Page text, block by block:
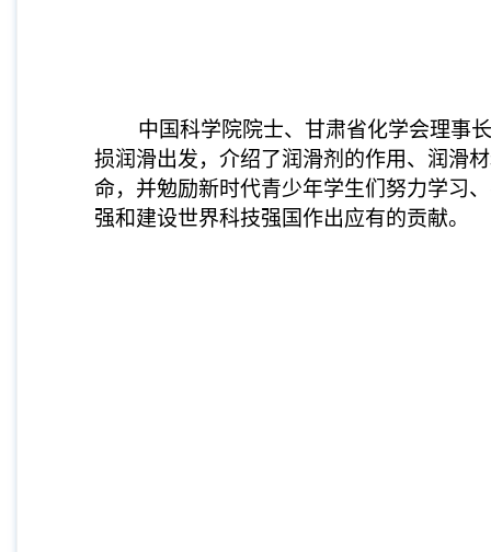
中国科学院院士、甘肃省化学会理事长
损润滑出发，介绍了润滑剂的作用、润滑
命，并勉励新时代青少年学生们努力学习
强和建设世界科技强国作出应有的贡献。